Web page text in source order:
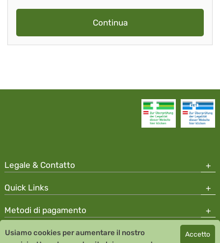
Continua
Legale & Contatto
Quick Links
Metodi di pagamento
Copyright © 2026 Team Santé Salvator Apotheke
Usiamo cookies per aumentare il nostro
Accetto